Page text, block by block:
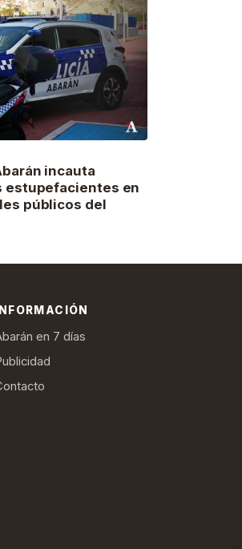
incauta
estupefacientes en
públicos del
INFORMACIÓN
en 7 días